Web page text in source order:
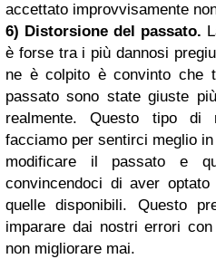
accettato improvvisamente
6) Distorsione del passato.
è forse tra i più dannosi
ne è colpito è convinto che
passato sono state giuste
realmente. Questo tipo di
facciamo per sentirci meglio
modificare il passato e
convincendoci di aver
quelle disponibili. Questo
imparare dai nostri errori
non migliorare mai.